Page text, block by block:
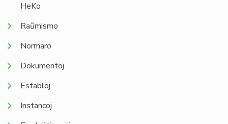
HeKo
Raŭmismo
Normaro
Dokumentoj
Establoj
Instancoj